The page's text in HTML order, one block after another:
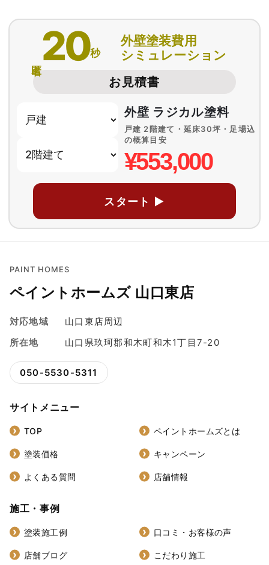
20秒
外壁塗装費用
シミュレーション
お見積書
外壁 ラジカル塗料
戸建 2階建て・延床30坪・足場込
の概算目安
¥553,000
スタート ▶
PAINT HOMES
ペイントホームズ 山口東店
対応地域
山口東店周辺
所在地
山口県玖珂郡和木町和木1丁目7-20
050-5530-5311
サイトメニュー
TOP ペイントホームズとは
塗装価格 キャンペーン
よくある質問 店舗情報
施工・事例
塗装施工例 口コミ・お客様の声
店舗ブログ こだわり施工